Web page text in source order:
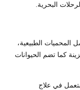
البحرية.
المحميات الطبيعية،
كما تضم الحيوانات
في علاج